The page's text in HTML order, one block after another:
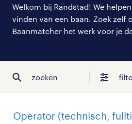
Welkom bij Randstad! We
vinden van een baan. Zoek zelf
Baanmatcher het werk voor je
zoeken
Operator (technisch,